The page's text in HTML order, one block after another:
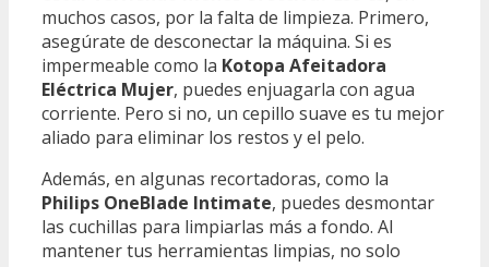
muchos casos, por la falta de limpieza. Primero,
asegúrate de desconectar la máquina. Si es
impermeable como la Kotopa Afeitadora
Eléctrica Mujer, puedes enjuagarla con agua
corriente. Pero si no, un cepillo suave es tu mejor
aliado para eliminar los restos y el pelo.
Además, en algunas recortadoras, como la
Philips OneBlade Intimate, puedes desmontar
las cuchillas para limpiarlas más a fondo. Al
mantener tus herramientas limpias, no solo